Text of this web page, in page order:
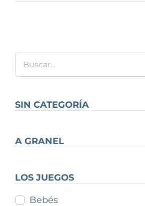
SIN CATEGORÍA
A GRANEL
LOS JUEGOS
Bebés